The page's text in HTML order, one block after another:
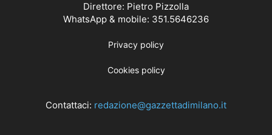
Direttore: Pietro Pizzolla
WhatsApp & mobile: 351.5646236
Privacy policy
Cookies policy
Contattaci: redazione@gazzettadimilano.it